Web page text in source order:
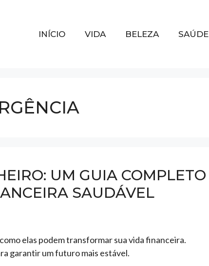
INÍCIO VIDA BELEZA SAÚDE
UM GUIA COMPLETO
SAUDÁVEL
elas podem transformar sua vida financeira.
garantir um futuro mais estável.